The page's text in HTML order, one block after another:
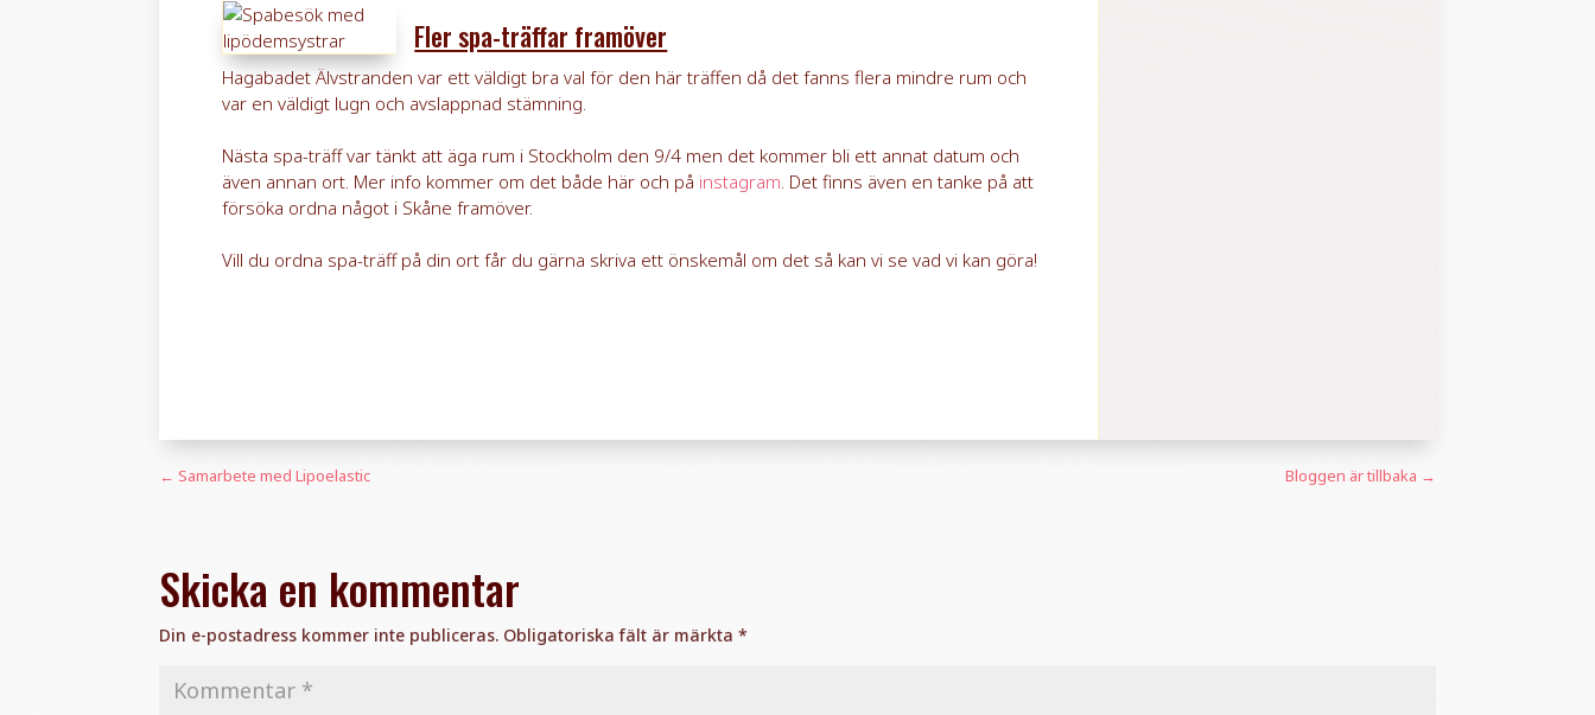
Fler spa-träffar framöver
Hagabadet Älvstranden var ett väldigt bra val för den här träffen då det fanns flera mindre rum och
var en väldigt lugn och avslappnad stämning.
Nästa spa-träff var tänkt att äga rum i Stockholm den 9/4 men det kommer bli ett annat datum och
även annan ort. Mer info kommer om det både här och på instagram . Det finns även en tanke på att
försöka ordna något i Skåne framöver.
Vill du ordna spa-träff på din ort får du gärna skriva ett önskemål om det så kan vi se vad vi kan göra!
← Samarbete med Lipoelastic Bloggen är tillbaka →
Skicka en kommentar
Din e-postadress kommer inte publiceras. Obligatoriska fält är märkta*